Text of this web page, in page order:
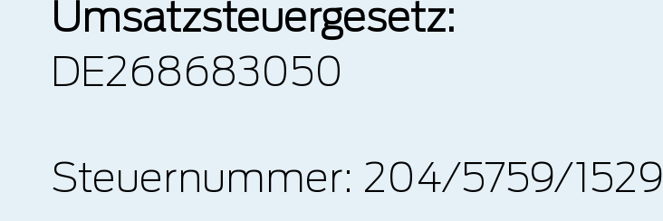
Umsatzsteuergesetz:
DE268683050
Steuernummer: 204/5759/1529